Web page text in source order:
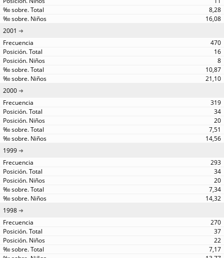
8,28
16,08
2001
470
16
8
10,87
21,10
2000
319
34
20
7,51
14,56
1999
293
34
20
7,34
14,32
1998
270
37
22
7,17